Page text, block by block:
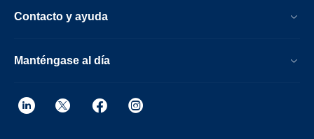
Contacto y ayuda
Manténgase al día